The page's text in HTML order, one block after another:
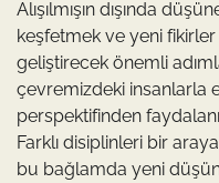
Alışılmışın dışında
keşfetmek ve yeni fikirler
geliştirecek önemli
çevremizdeki insanlarla
perspektifinden
Farklı disiplinleri bir
bu bağlamda yeni